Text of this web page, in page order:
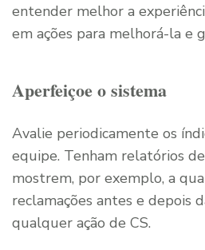
entender melhor a
em ações para melhorá-la e
Aperfeiçoe o sistema
Avalie periodicamente os
equipe. Tenham relatórios
mostrem, por exemplo, a
reclamações antes e depois
qualquer ação de CS.